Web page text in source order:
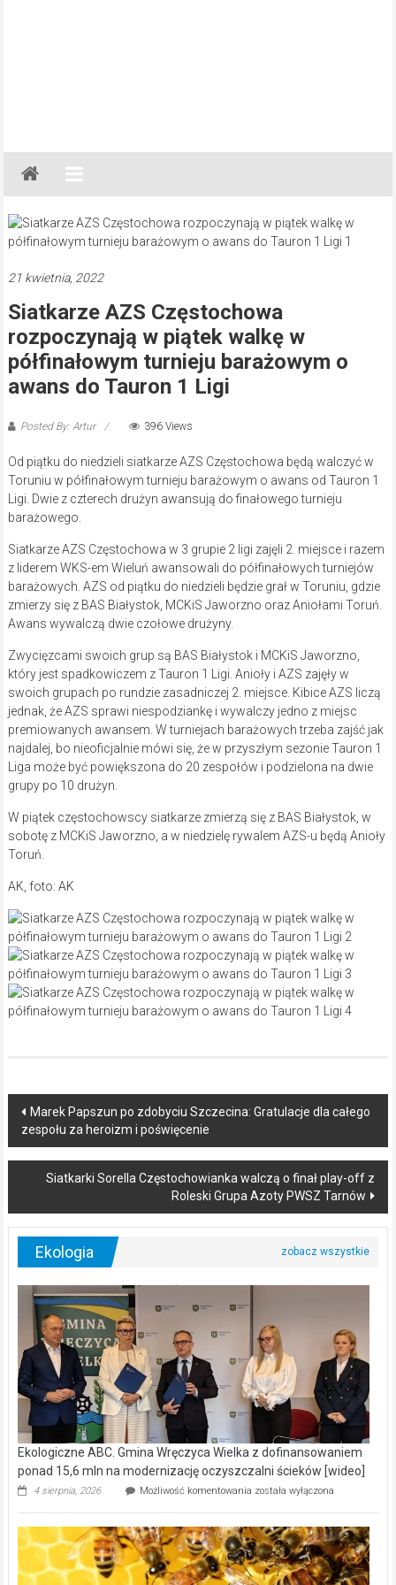
Gazeta
Regionalna
Częstochowa,
Kłobuck,
Myszków
21 kwietnia, 2022
Siatkarze AZS Częstochowa
rozpoczynają w piątek walkę w
półfinałowym turnieju barażowym o
awans do Tauron 1 Ligi
Posted By: Artur 396 Views
Od piątku do niedzieli siatkarze AZS Częstochowa będą walczyć w
Toruniu w półfinałowym turnieju barażowym o awans od Tauron 1
Ligi. Dwie z czterech drużyn awansują do finałowego turnieju
barażowego.
Siatkarze AZS Częstochowa w 3 grupie 2 ligi zajęli 2. miejsce i razem
z liderem WKS-em Wieluń awansowali do półfinałowych turniejów
barażowych. AZS od piątku do niedzieli będzie grał w Toruniu, gdzie
zmierzy się z BAS Białystok, MCKiS Jaworzno oraz Aniołami Toruń.
Awans wywalczą dwie czołowe drużyny.
Zwycięzcami swoich grup są BAS Białystok i MCKiS Jaworzno,
który jest spadkowiczem z Tauron 1 Ligi. Anioły i AZS zajęły w
swoich grupach po rundzie zasadniczej 2. miejsce. Kibice AZS liczą
jednak, że AZS sprawi niespodziankę i wywalczy jedno z miejsc
premiowanych awansem. W turniejach barażowych trzeba zajść jak
najdalej, bo nieoficjalnie mówi się, że w przyszłym sezonie Tauron 1
Liga może być powiększona do 20 zespołów i podzielona na dwie
grupy po 10 drużyn.
W piątek częstochowscy siatkarze zmierzą się z BAS Białystok, w
sobotę z MCKiS Jaworzno, a w niedzielę rywalem AZS-u będą Anioły
Toruń.
AK, foto: AK
Post
navigation
Marek Papszun po zdobyciu Szczecina: Gratulacje dla całego
zespołu za heroizm i poświęcenie
Siatkarki Sorella Częstochowianka walczą o finał play-off z
Roleski Grupa Azoty PWSZ Tarnów
Ekologia
Ekologiczne ABC. Gmina Wręczyca Wielka z dofinansowaniem
ponad 15,6 mln na modernizację oczyszczalni ścieków [wideo]
4 sierpnia, 2026 Możliwość komentowania Ekologiczne
Wręczyca
Wielka
z
dofinansowaniem
została wyłączona